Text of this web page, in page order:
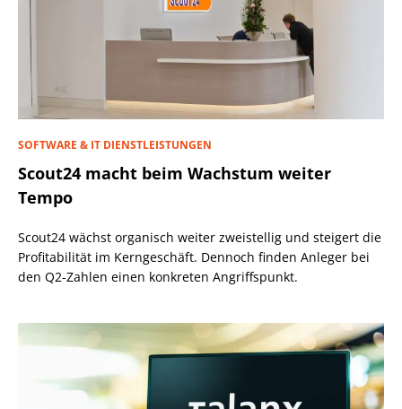
SOFTWARE & IT DIENSTLEISTUNGEN
Scout24 macht beim Wachstum weiter
Tempo
Scout24 wächst organisch weiter zweistellig und steigert die
Profitabilität im Kerngeschäft. Dennoch finden Anleger bei
den Q2-Zahlen einen konkreten Angriffspunkt.